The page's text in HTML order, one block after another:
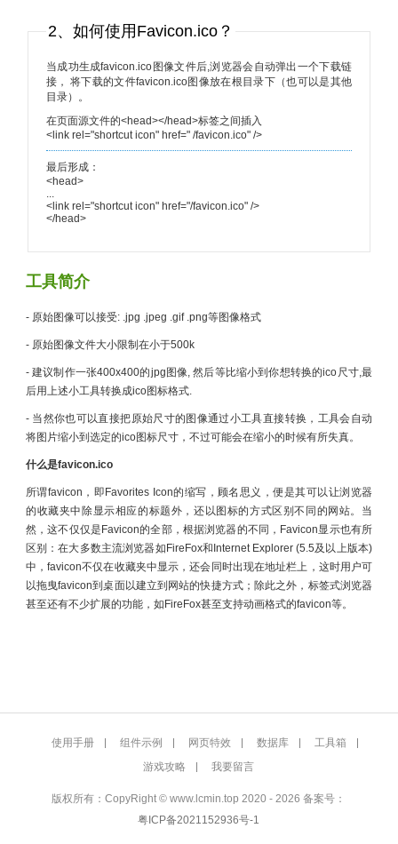
2、如何使用Favicon.ico？
当成功生成favicon.ico图像文件后,浏览器会自动弹出一个下载链
接， 将下载的文件favicon.ico图像放在根目录下（也可以是其他
目录）。
在页面源文件的<head></head>标签之间插入
<link rel="shortcut icon" href=" /favicon.ico" />
最后形成：
<head>
...
<link rel="shortcut icon" href="/favicon.ico" />
</head>
工具简介
- 原始图像可以接受: .jpg .jpeg .gif .png等图像格式
- 原始图像文件大小限制在小于500k
- 建议制作一张400x400的jpg图像, 然后等比缩小到你想转换的ico尺寸,最
后用上述小工具转换成ico图标格式.
- 当然你也可以直接把原始尺寸的图像通过小工具直接转换，工具会自动
将图片缩小到选定的ico图标尺寸，不过可能会在缩小的时候有所失真。
什么是favicon.ico
所谓favicon，即Favorites Icon的缩写，顾名思义，便是其可以让浏览器
的收藏夹中除显示相应的标题外，还以图标的方式区别不同的网站。当
然，这不仅仅是Favicon的全部，根据浏览器的不同，Favicon显示也有所
区别：在大多数主流浏览器如FireFox和Internet Explorer (5.5及以上版本)
中，favicon不仅在收藏夹中显示，还会同时出现在地址栏上，这时用户可
以拖曳favicon到桌面以建立到网站的快捷方式；除此之外，标签式浏览器
甚至还有不少扩展的功能，如FireFox甚至支持动画格式的favicon等。
使用手册 组件示例 网页特效 数据库
工具箱
游戏攻略
我要留言
版权所有：CopyRight © www.lcmin.top 2020 - 2026 备案号：
粤ICP备2021152936号-1